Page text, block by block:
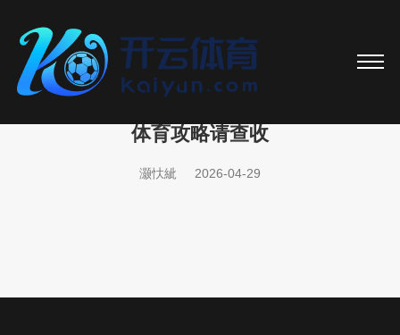
体育攻略请查收
灏忕紪 2026-04-29